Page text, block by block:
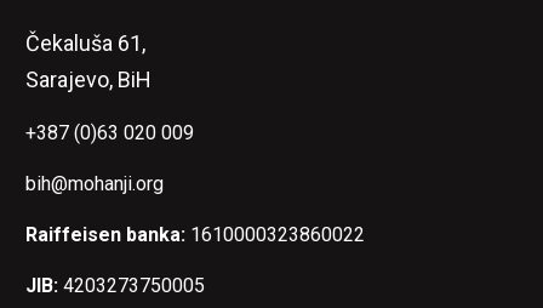
Čekaluša 61,
Sarajevo, BiH
+387 (0)63 020 009
bih@mohanji.org
Raiffeisen banka: 1610000323860022
JIB: 4203273750005